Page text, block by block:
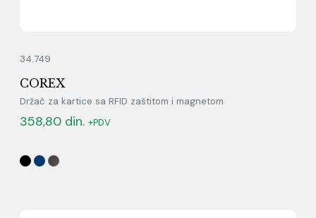
34.749
COREX
Držač za kartice sa RFID zaštitom i magnetom
358,80 din. +PDV